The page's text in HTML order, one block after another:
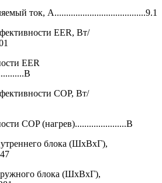
ток, А.......................................9.1
EER, Вт/
EER
COP, Вт/
COP (нагрев)......................В
блока (ШхВхГ),
блока (ШхВхГ),